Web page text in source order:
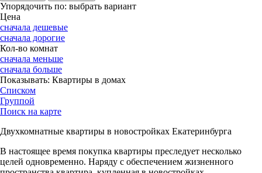
Упорядочить по: выбрать вариант
Цена
сначала дешевые
сначала дорогие
Кол-во комнат
сначала меньше
сначала больше
Показывать: Квартиры в домах
Списком
Группой
Поиск на карте
Двухкомнатные квартиры в новостройках Екатеринбурга
В настоящее время покупка квартиры преследует несколько
целей одновременно. Наряду с обеспечением жизненного